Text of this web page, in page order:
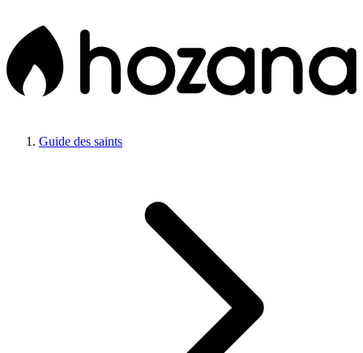
Guide des saints